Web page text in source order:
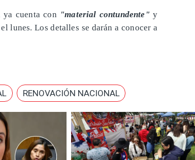
ya cuenta con "material contundente"y
lunes. Los detalles se darán a conocer a
RENOVACIÓN NACIONAL